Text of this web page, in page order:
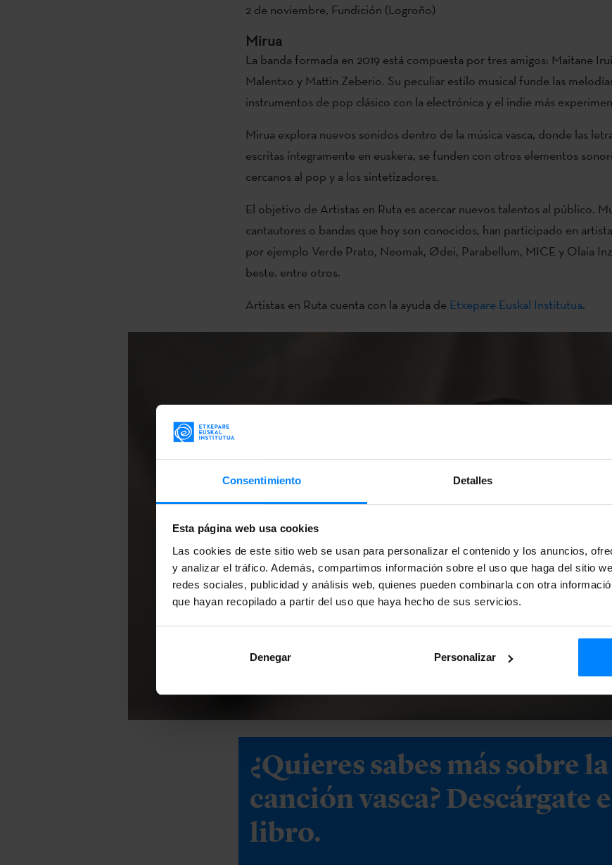
Consentimiento Detalles
Esta página web usa cookies
Las cookies de este sitio web se usan para personalizar el contenido y los anuncios,
y analizar el tráfico. Además, compartimos información sobre el uso que haga del sitio
redes sociales, publicidad y análisis web, quienes pueden combinarla con otra
que hayan recopilado a partir del uso que haya hecho de sus servicios.
Denegar Personalizar
2 de noviembre, Fundición (Logroño)
Mirua
La banda formada en 2019 está compuesta por tres amigos: Maitane
Malentxo y Mattin Zeberio. Su peculiar estilo musical funde las
instrumentos de pop clásico con la electrónica y el indie más
Mirua explora nuevos sonidos dentro de la música vasca, donde las
escritas íntegramente en euskera, se funden con otros elementos
cercanos al pop y a los sintetizadores.
El objetivo de Artistas en Ruta es acercar nuevos talentos al público.
cantautores o bandas que hoy son conocidos, han participado en
por ejemplo Verde Prato, Neomak, Ødei, Parabellum, MICE y Olaia
beste. entre otros.
Artistas en Ruta cuenta con la ayuda de Etxepare Euskal Institutua.
¿Quieres sabes más sobre la
canción vasca? Descárgate
libro.